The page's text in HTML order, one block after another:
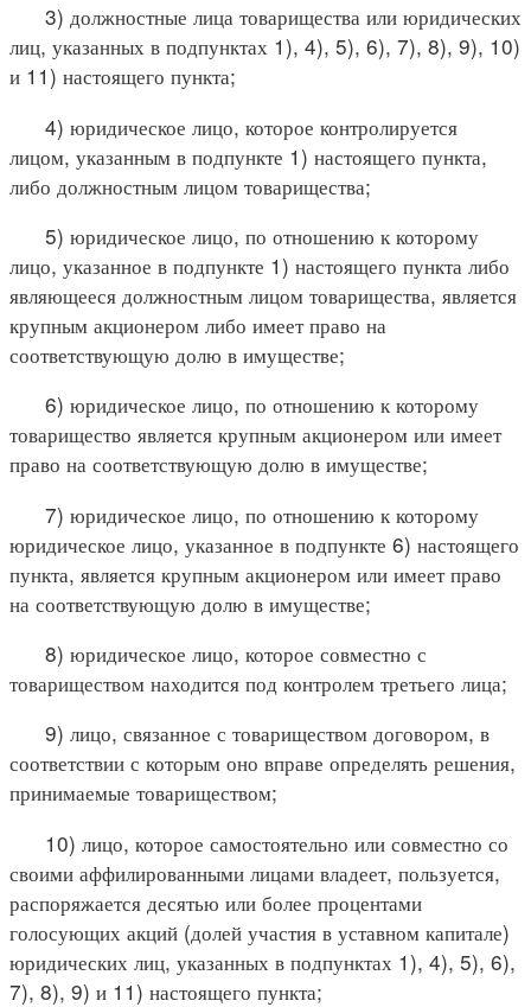
3) должностные лица товарищества или юридических
лиц, указанных в подпунктах 1), 4), 5), 6), 7), 8), 9), 10)
и 11) настоящего пункта;
4) юридическое лицо, которое контролируется
лицом, указанным в подпункте 1) настоящего пункта,
либо должностным лицом товарищества;
5) юридическое лицо, по отношению к которому
лицо, указанное в подпункте 1) настоящего пункта либо
являющееся должностным лицом товарищества, является
крупным акционером либо имеет право на
соответствующую долю в имуществе;
6) юридическое лицо, по отношению к которому
товарищество является крупным акционером или имеет
право на соответствующую долю в имуществе;
7) юридическое лицо, по отношению к которому
юридическое лицо, указанное в подпункте 6) настоящего
пункта, является крупным акционером или имеет право
на соответствующую долю в имуществе;
8) юридическое лицо, которое совместно с
товариществом находится под контролем третьего лица;
9) лицо, связанное с товариществом договором, в
соответствии с которым оно вправе определять решения,
принимаемые товариществом;
10) лицо, которое самостоятельно или совместно со
своими аффилированными лицами владеет, пользуется,
распоряжается десятью или более процентами
голосующих акций (долей участия в уставном капитале)
юридических лиц, указанных в подпунктах 1), 4), 5), 6),
7), 8), 9) и 11) настоящего пункта;